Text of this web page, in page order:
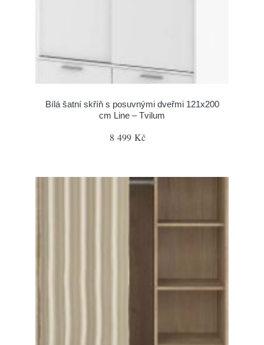
Bílá šatní skříň s posuvnými dveřmi 121x200
cm Line – Tvilum
8 499 Kč